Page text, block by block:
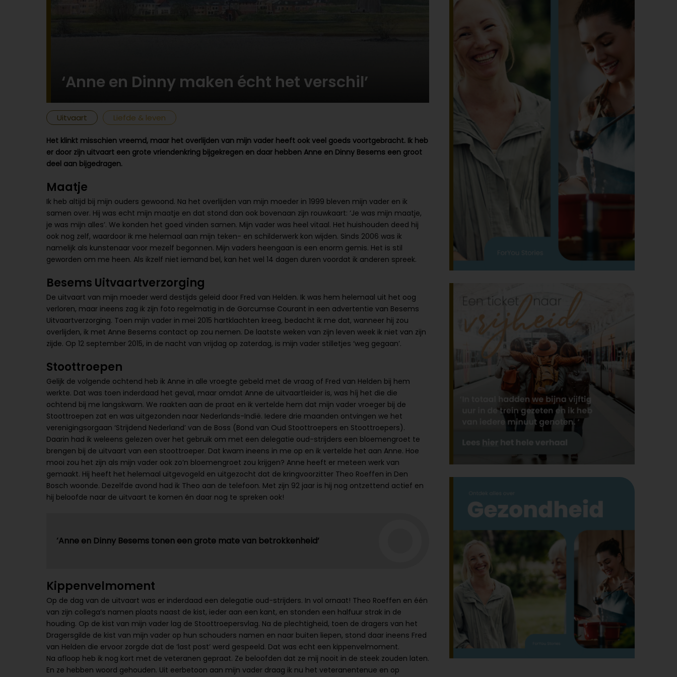
‘Anne en Dinny maken écht het verschil’
Uitvaart Liefde & leven
Het klinkt misschien vreemd, maar het overlijden van mijn vader heeft ook veel goeds voortgebracht. Ik heb
er door zijn uitvaart een grote vriendenkring bijgekregen en daar hebben Anne en Dinny Besems een groot
deel aan bijgedragen.
Maatje
Ik heb altijd bij mijn ouders gewoond. Na het overlijden van mijn moeder in 1999 bleven mijn vader en ik
samen over. Hij was echt mijn maatje en dat stond dan ook bovenaan zijn rouwkaart: ‘Je was mijn maatje,
je was mijn alles’. We konden het goed vinden samen. Mijn vader was heel vitaal. Het huishouden deed hij
ook nog zelf, waardoor ik me helemaal aan mijn teken- en schilderwerk kon wijden. Sinds 2006 was ik
namelijk als kunstenaar voor mezelf begonnen. Mijn vaders heengaan is een enorm gemis. Het is stil
geworden om me heen. Als ikzelf niet iemand bel, kan het wel 14 dagen duren voordat ik anderen spreek.
Besems Uitvaartverzorging
De uitvaart van mijn moeder werd destijds geleid door Fred van Helden. Ik was hem helemaal uit het oog
verloren, maar ineens zag ik zijn foto regelmatig in de Gorcumse Courant in een advertentie van Besems
Uitvaartverzorging. Toen mijn vader in mei 2015 hartklachten kreeg, bedacht ik me dat, wanneer hij zou
overlijden, ik met Anne Besems contact op zou nemen. De laatste weken van zijn leven week ik niet van zijn
zijde. Op 12 september 2015, in de nacht van vrijdag op zaterdag, is mijn vader stilletjes ‘weg gegaan’.
Stoottroepen
Gelijk de volgende ochtend heb ik Anne in alle vroegte gebeld met de vraag of Fred van Helden bij hem
werkte. Dat was toen inderdaad het geval, maar omdat Anne de uitvaartleider is, was híj het die die
ochtend bij me langskwam. We raakten aan de praat en ik vertelde hem dat mijn vader vroeger bij de
Stoottroepen zat en was uitgezonden naar Nederlands-Indië. Iedere drie maanden ontvingen we het
verenigingsorgaan ‘Strijdend Nederland’ van de Boss (Bond van Oud Stoottroepers en Stoottroepers).
Daarin had ik weleens gelezen over het gebruik om met een delegatie oud-strijders een bloemengroet te
brengen bij de uitvaart van een stoottroeper. Dat kwam ineens in me op en ik vertelde het aan Anne. Hoe
mooi zou het zijn als mijn vader ook zo’n bloemengroet zou krijgen? Anne heeft er meteen werk van
gemaakt. Hij heeft het helemaal uitgevogeld en uitgezocht dat de kringvoorzitter Theo Roeffen in Den
Bosch woonde. Dezelfde avond had ik Theo aan de telefoon. Met zijn 92 jaar is hij nog ontzettend actief en
hij beloofde naar de uitvaart te komen én daar nog te spreken ook!
‘Anne en Dinny Besems tonen een grote mate van betrokkenheid’
Kippenvelmoment
Op de dag van de uitvaart was er inderdaad een delegatie oud-strijders. In vol ornaat! Theo Roeffen en één
van zijn collega’s namen plaats naast de kist, ieder aan een kant, en stonden een halfuur strak in de
houding. Op de kist van mijn vader lag de Stoottroepersvlag. Na de plechtigheid, toen de dragers van het
Dragersgilde de kist van mijn vader op hun schouders namen en naar buiten liepen, stond daar ineens Fred
van Helden die ervoor zorgde dat de ‘last post’ werd gespeeld. Dat was echt een kippenvelmoment.
Na afloop heb ik nog kort met de veteranen gepraat. Ze beloofden dat ze mij nooit in de steek zouden laten.
En ze hebben woord gehouden. Uit eerbetoon aan mijn vader draag ik nu het veteranentenue en op